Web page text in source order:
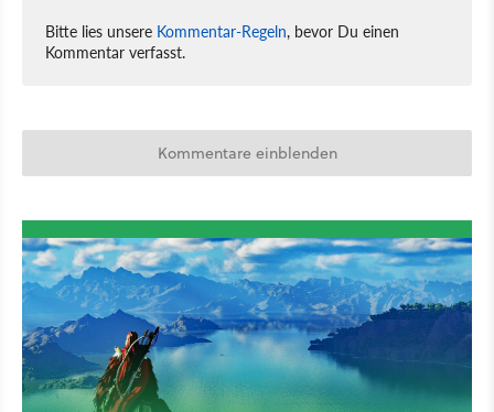
Bitte lies unsere Kommentar-Regeln, bevor Du einen
Kommentar verfasst.
Kommentare einblenden